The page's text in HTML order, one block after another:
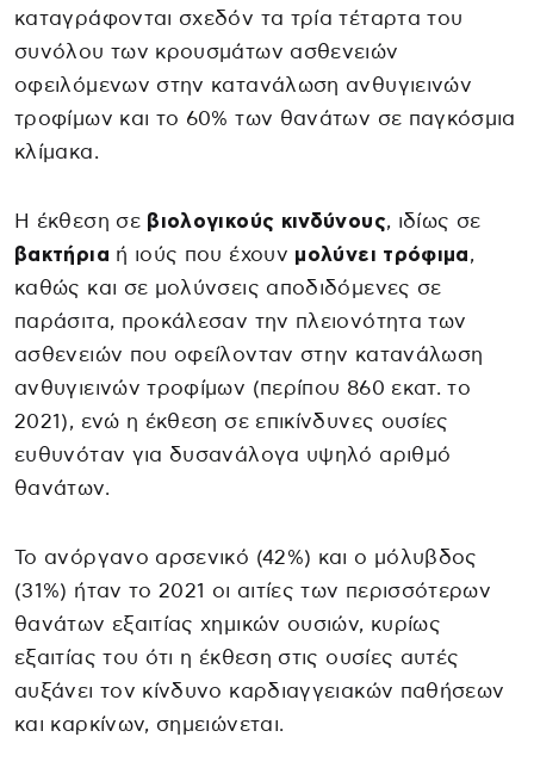
καταγράφονται σχεδόν τα τρία τέταρτα του
συνόλου των κρουσμάτων ασθενειών
οφειλόμενων στην κατανάλωση ανθυγιεινών
τροφίμων και το 60% των θανάτων σε παγκόσμια
κλίμακα.
Η έκθεση σεβιολογικούς κινδύνους, ιδίως σε
βακτήρια ή ιούς που έχουν μολύνει τρόφιμα,
καθώς και σε μολύνσεις αποδιδόμενες σε
παράσιτα, προκάλεσαν την πλειονότητα των
ασθενειών που οφείλονταν στην κατανάλωση
ανθυγιεινών τροφίμων (περίπου 860 εκατ. το
2021), ενώ η έκθεση σε επικίνδυνες ουσίες
ευθυνόταν για δυσανάλογα υψηλό αριθμό
θανάτων.
Το ανόργανο αρσενικό (42%) και ο μόλυβδος
(31%) ήταν το 2021 οι αιτίες των περισσότερων
θανάτων εξαιτίας χημικών ουσιών, κυρίως
εξαιτίας του ότι η έκθεση στις ουσίες αυτές
αυξάνει τον κίνδυνο καρδιαγγειακών παθήσεων
και καρκίνων, σημειώνεται.